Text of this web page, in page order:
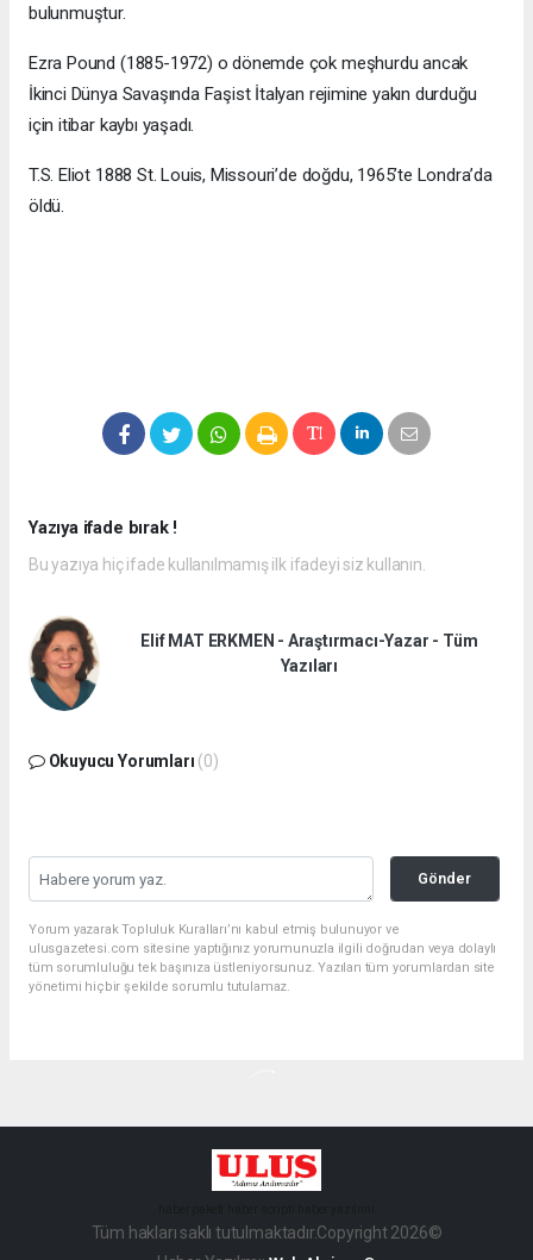
bulunmuştur.
Ezra Pound (1885-1972) o dönemde çok meşhurdu ancak
İkinci Dünya Savaşında Faşist İtalyan rejimine yakın durduğu
için itibar kaybı yaşadı.
T.S. Eliot 1888 St. Louis, Missouri’de doğdu, 1965’te Londra’da
öldü.
Yazıya ifade bırak !
Bu yazıya hiç ifade kullanılmamış ilk ifadeyi siz kullanın.
Elif MAT ERKMEN - Araştırmacı-Yazar - Tüm
Yazıları
Okuyucu Yorumları (0)
Gönder
Yorum yazarak Topluluk Kuralları’nı kabul etmiş bulunuyor ve
ulusgazetesi.com sitesine yaptığınız yorumunuzla ilgili doğrudan veya dolaylı
tüm sorumluluğu tek başınıza üstleniyorsunuz. Yazılan tüm yorumlardan site
yönetimi hiçbir şekilde sorumlu tutulamaz.
Tüm hakları saklı tutulmaktadır.Copyright 2026©